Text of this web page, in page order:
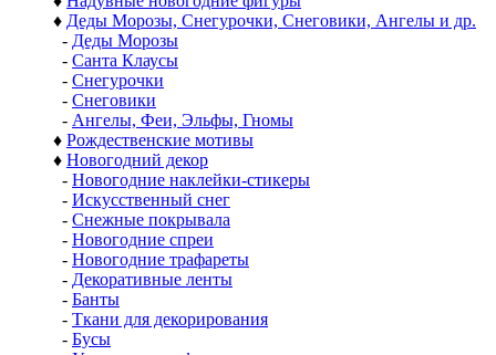
♦ Деды Морозы, Снегурочки, Снеговики, Ангелы и др.
- Деды Морозы
- Санта Клаусы
- Снегурочки
- Снеговики
- Ангелы, Феи, Эльфы, Гномы
♦ Рождественские мотивы
♦ Новогодний декор
- Новогодние наклейки-стикеры
- Искусственный снег
- Снежные покрывала
- Новогодние спреи
- Новогодние трафареты
- Декоративные ленты
- Банты
- Ткани для декорирования
- Бусы